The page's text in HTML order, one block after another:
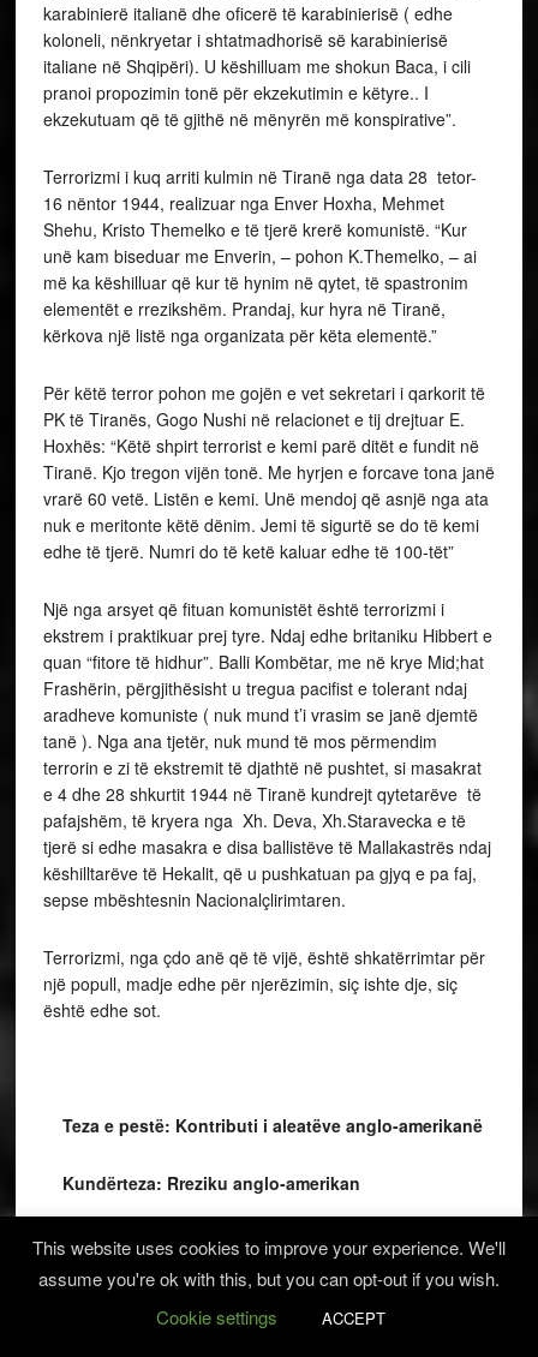
karabinierë italianë dhe oficerë të karabinierisë ( edhe
koloneli, nënkryetar i shtatmadhorisë së karabinierisë
italiane në Shqipëri). U këshilluam me shokun Baca, i cili
pranoi propozimin tonë për ekzekutimin e këtyre.. I
ekzekutuam që të gjithë në mënyrën më konspirative”.
Terrorizmi i kuq arriti kulmin në Tiranë nga data 28 tetor-
16 nëntor 1944, realizuar nga Enver Hoxha, Mehmet
Shehu, Kristo Themelko e të tjerë krerë komunistë. “Kur
unë kam biseduar me Enverin, – pohon K.Themelko, – ai
më ka këshilluar që kur të hynim në qytet, të spastronim
elementët e rrezikshëm. Prandaj, kur hyra në Tiranë,
kërkova një listë nga organizata për këta elementë.”
Për këtë terror pohon me gojën e vet sekretari i qarkorit të
PK të Tiranës, Gogo Nushi në relacionet e tij drejtuar E.
Hoxhës: “Këtë shpirt terrorist e kemi parë ditët e fundit në
Tiranë. Kjo tregon vijën tonë. Me hyrjen e forcave tona janë
vrarë 60 vetë. Listën e kemi. Unë mendoj që asnjë nga ata
nuk e meritonte këtë dënim. Jemi të sigurtë se do të kemi
edhe të tjerë. Numri do të ketë kaluar edhe të 100-tët”
Një nga arsyet që fituan komunistët është terrorizmi i
ekstrem i praktikuar prej tyre. Ndaj edhe britaniku Hibbert e
quan “fitore të hidhur”. Balli Kombëtar, me në krye Mid;hat
Frashërin, përgjithësisht u tregua pacifist e tolerant ndaj
aradheve komuniste ( nuk mund t’i vrasim se janë djemtë
tanë ). Nga ana tjetër, nuk mund të mos përmendim
terrorin e zi të ekstremit të djathtë në pushtet, si masakrat
e 4 dhe 28 shkurtit 1944 në Tiranë kundrejt qytetarëve të
pafajshëm, të kryera nga Xh. Deva, Xh.Staravecka e të
tjerë si edhe masakra e disa ballistëve të Mallakastrës ndaj
këshilltarëve të Hekalit, që u pushkatuan pa gjyq e pa faj,
sepse mbështesnin Nacionalçlirimtaren.
Terrorizmi, nga çdo anë që të vijë, është shkatërrimtar për
një popull, madje edhe për njerëzimin, siç ishte dje, siç
është edhe sot.
Teza e pestë: Kontributi i aleatëve anglo-amerikanë
Kundërteza: Rreziku anglo-amerikan
Lufta e Aleatëve të Mëdhenj Antifashistë ndikoi që edhe në
Shqipëri lufta antifashiste të ishte në kahun e duhur.
This website uses cookies to improve your experience. We'll
assume you're ok with this, but you can opt-out if you wish.
Cookie settings
ACCEPT